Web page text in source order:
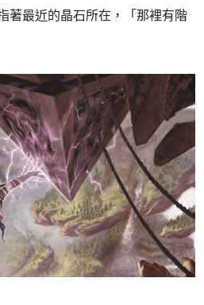
著最近的晶石所在，「那裡有階